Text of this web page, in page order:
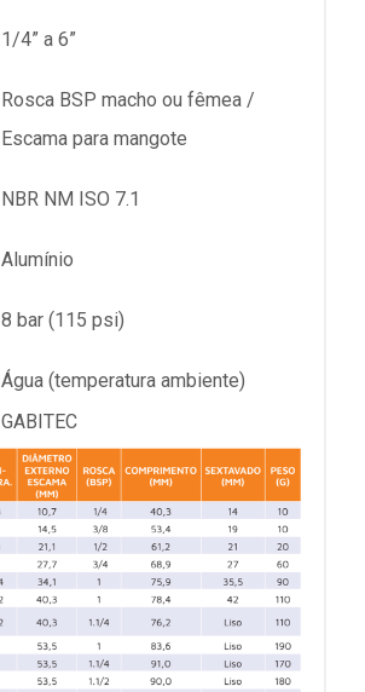
1/4” a 6”
Rosca BSP macho ou fêmea /
Escama para mangote
NBR NM ISO 7.1
Alumínio
8 bar (115 psi)
Água (temperatura ambiente)
GABITEC